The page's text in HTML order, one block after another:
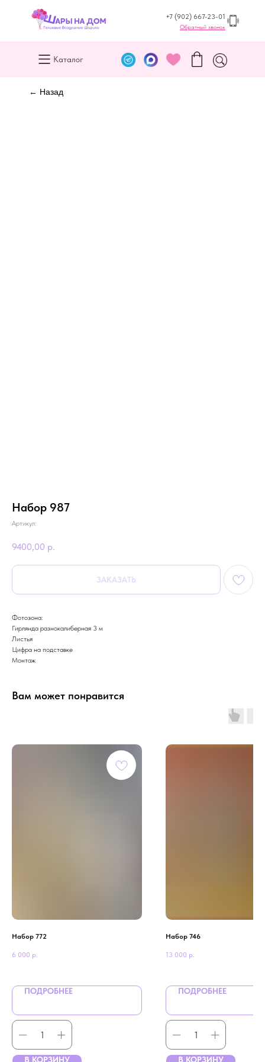
+7 (902) 667-23-01
Обратный звонок
Каталог
← Назад
Набор 987
Артикул:
9400,00 р.
ЗАКАЗАТЬ
Фотозона:
Гирлянда разнокалиберная 3 м
Листья
Цифра на подставке
Монтаж
Вам может понравится
Набор 772
6 000 р.
ПОДРОБНЕЕ
В КОРЗИНУ
Набор 746
13 000 р.
ПОДРОБНЕЕ
В КОРЗИНУ